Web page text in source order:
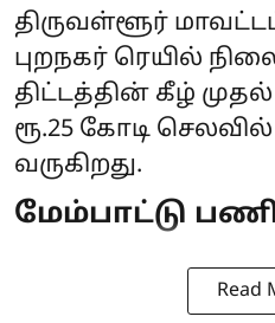
திருவள்ளூர் மாவட்டம்
புறநகர் ரெயில்
திட்டத்தின் கீழ் முதல்
ரூ.25 கோடி செலவில்
வருகிறது.
மேம்பாட்டு
Read